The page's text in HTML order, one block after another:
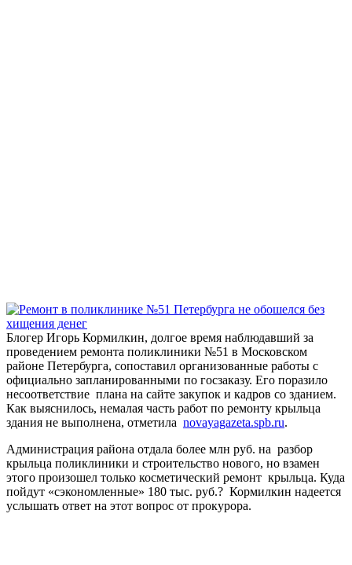
Блогер Игорь Кормилкин, долгое время наблюдавший за
проведением ремонта поликлиники №51 в Московском
районе Петербурга, сопоставил организованные работы с
официально запланированными по госзаказу. Его поразило
несоответствие плана на сайте закупок и кадров со зданием.
Как выяснилось, немалая часть работ по ремонту крыльца
здания не выполнена, отметила novayagazeta.spb.ru.
Администрация района отдала более млн руб. на разбор
крыльца поликлиники и строительство нового, но взамен
этого произошел только косметический ремонт крыльца. Куда
пойдут «сэкономленные» 180 тыс. руб.? Кормилкин надеется
услышать ответ на этот вопрос от прокурора.